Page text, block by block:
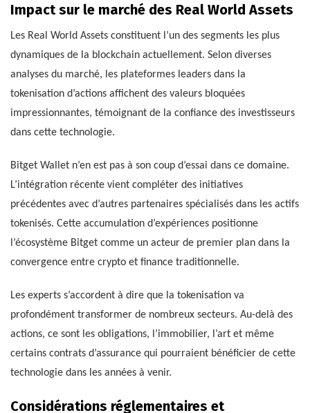
Impact sur le marché des Real World Assets
Les Real World Assets constituent l’un des segments les plus
dynamiques de la blockchain actuellement. Selon diverses
analyses du marché, les plateformes leaders dans la
tokenisation d’actions affichent des valeurs bloquées
impressionnantes, témoignant de la confiance des investisseurs
dans cette technologie.
Bitget Wallet n’en est pas à son coup d’essai dans ce domaine.
L’intégration récente vient compléter des initiatives
précédentes avec d’autres partenaires spécialisés dans les actifs
tokenisés. Cette accumulation d’expériences positionne
l’écosystème Bitget comme un acteur de premier plan dans la
convergence entre crypto et finance traditionnelle.
Les experts s’accordent à dire que la tokenisation va
profondément transformer de nombreux secteurs. Au-delà des
actions, ce sont les obligations, l’immobilier, l’art et même
certains contrats d’assurance qui pourraient bénéficier de cette
technologie dans les années à venir.
Considérations réglementaires et